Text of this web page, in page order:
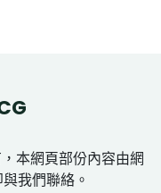
本網頁部份內容由網
我們聯絡。